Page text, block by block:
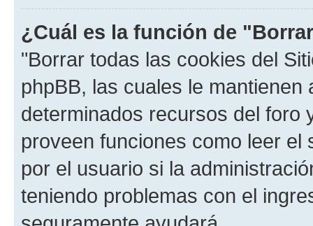
¿Cuál es la función de
"Borrar todas las cookies del
phpBB, las cuales le
determinados recursos del foro
proveen funciones como leer el
por el usuario si la
teniendo problemas con el